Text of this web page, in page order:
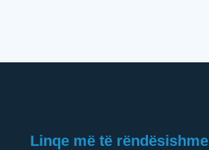
Linqe më të rëndësishme